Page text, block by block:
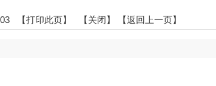
【打印此页】 【关闭】 【返回上一页】